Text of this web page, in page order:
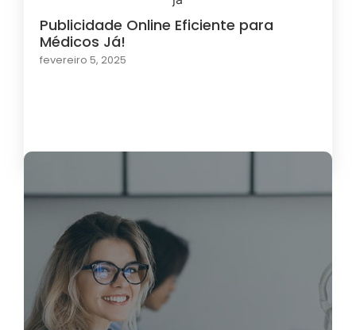
Publicidade Online Eficiente para
Médicos Já!
fevereiro 5, 2025